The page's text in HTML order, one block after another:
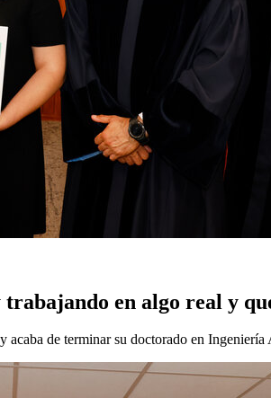
trabajando en algo real y
de terminar su doctorado en